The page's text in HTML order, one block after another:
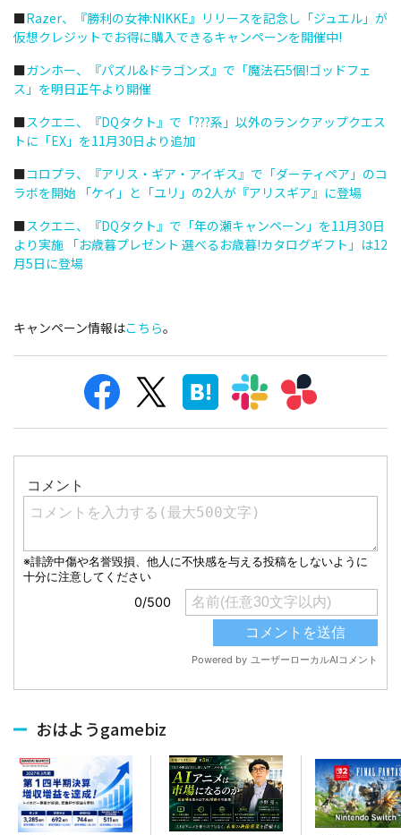
■Razer、『勝利の女神:NIKKE』リリースを記念し「ジュエル」が
仮想クレジットでお得に購入できるキャンペーンを開催中!
■ガンホー、『パズル&ドラゴンズ』で「魔法石5個!ゴッドフェ
ス」を明日正午より開催
■スクエニ、『DQタクト』で「???系」以外のランクアップクエス
トに「EX」を11月30日より追加
■コロプラ、『アリス・ギア・アイギス』で「ダーティペア」のコ
ラボを開始 「ケイ」と「ユリ」の2人が『アリスギア』に登場
■スクエニ、『DQタクト』で「年の瀬キャンペーン」を11月30日
より実施 「お歳暮プレゼント 選べるお歳暮!カタログギフト」は12
月5日に登場
キャンペーン情報はこちら。
おはようgamebiz